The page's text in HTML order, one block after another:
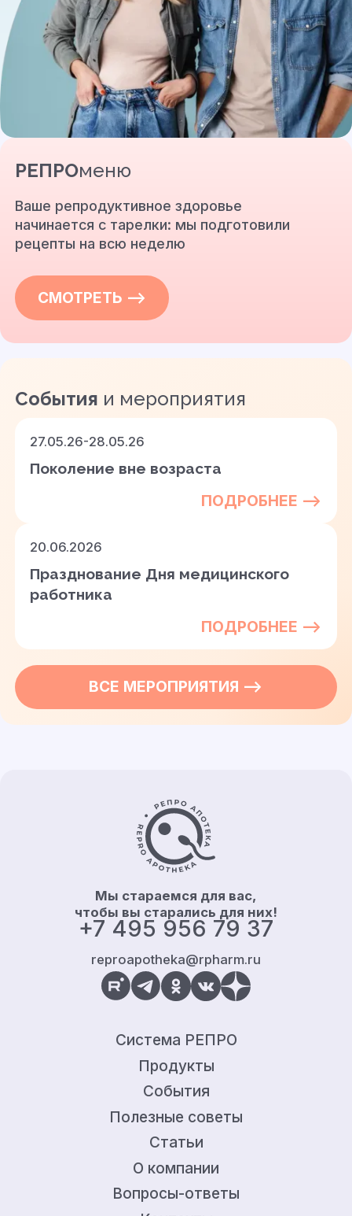
РЕПРОменю
Ваше репродуктивное здоровье
начинается с тарелки: мы подготовили
рецепты на всю неделю
СМОТРЕТЬ —>
События и мероприятия
ВСЕ МЕРОПРИЯТИЯ —>
27.05.26-28.05.26
Поколение вне возраста
ПОДРОБНЕЕ —>
20.06.2026
Празднование Дня медицинского
работника
ПОДРОБНЕЕ —>
Контакты и информация
+7 495 956 79 37
reproapotheka@rpharm.ru
Мы стараемся для вас,
чтобы вы старались для них!
Система РЕПРО
Продукты
События
Полезные советы
Статьи
О компании
Вопросы-ответы